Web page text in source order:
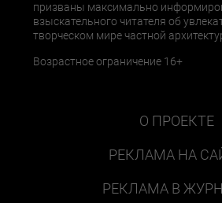
призваны максимально
взыскательного читателя об
творческом мире частной
Возрастное ограничение 16+
О ПРОЕКТЕ
РЕКЛАМА НА
РЕКЛАМА В